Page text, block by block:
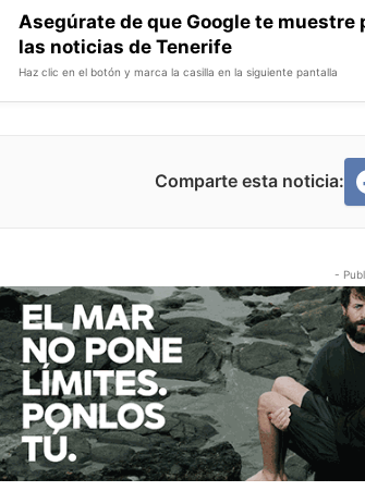
Asegúrate de que Google te muestre
las noticias de Tenerife
Haz clic en el botón y marca la casilla en la siguiente pantalla
Comparte esta noticia:
-